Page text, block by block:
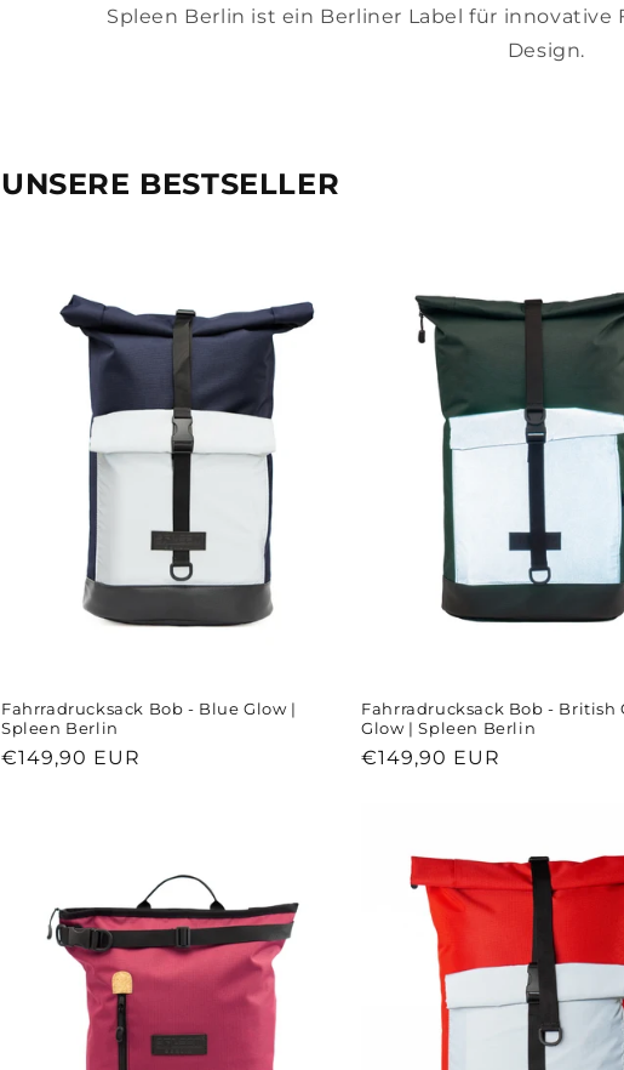
Spleen Berlin ist ein Berliner Label für
Design.
UNSERE BESTSELLER
Fahrradrucksack Bob - Blue Glow |
Spleen Berlin
Normaler
€149,90 EUR
Fahrradrucksack Bob - British
Glow | Spleen Berlin
Normaler
€149,90 EUR